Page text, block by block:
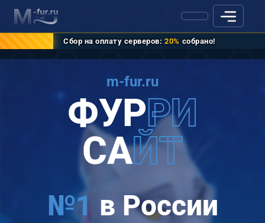
Сбор на оплату серверов: 20% собрано!
m-fur.ru
ФУРРИ
САЙТ
№1 в России